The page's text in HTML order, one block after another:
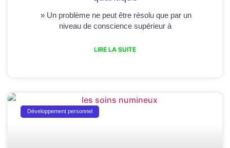
» Un problème ne peut être résolu que par un
niveau de conscience supérieur à
LIRE LA SUITE
Développement personnel